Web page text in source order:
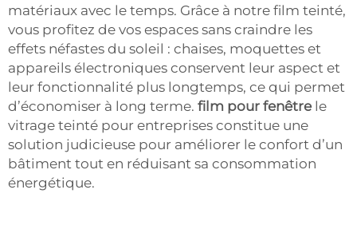
matériaux avec le temps. Grâce à notre film teinté,
vous profitez de vos espaces sans craindre les
effets néfastes du soleil : chaises, moquettes et
appareils électroniques conservent leur aspect et
leur fonctionnalité plus longtemps, ce qui permet
d’économiser à long terme. film pour fenêtre le
vitrage teinté pour entreprises constitue une
solution judicieuse pour améliorer le confort d’un
bâtiment tout en réduisant sa consommation
énergétique.